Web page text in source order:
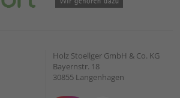
Holz Stoellger GmbH & Co. KG
Bayernstr. 18
30855 Langenhagen